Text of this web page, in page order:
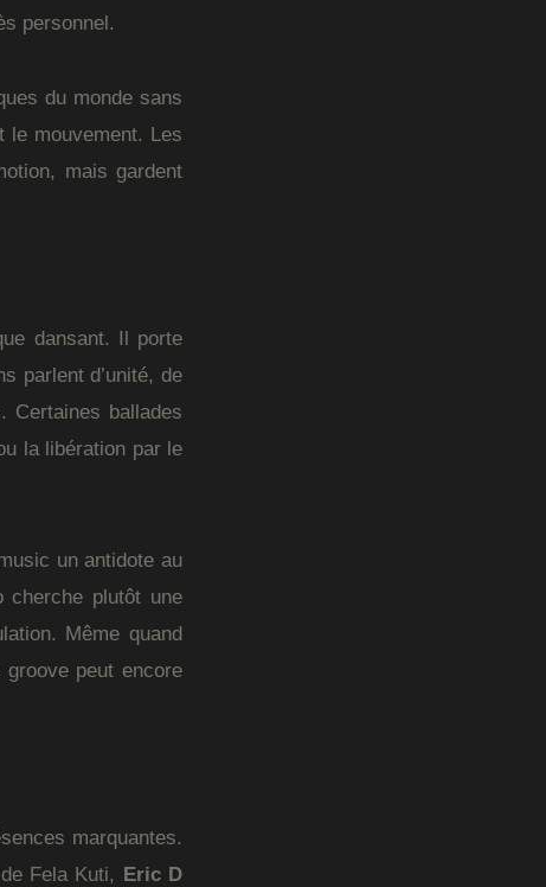
personnel.
du monde sans
le mouvement. Les
mais gardent
dansant. Il porte
parlent d’unité, de
Certaines ballades
la libération par le
un antidote au
plutôt une
Même quand
peut encore
marquantes.
Fela Kuti, Eric D